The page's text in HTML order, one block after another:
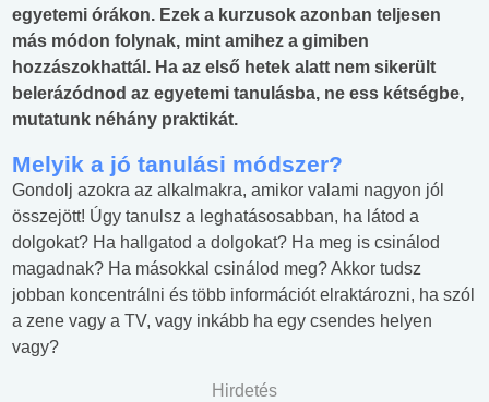
egyetemi órákon. Ezek a kurzusok azonban teljesen
más módon folynak, mint amihez a gimiben
hozzászokhattál. Ha az első hetek alatt nem sikerült
belerázódnod az egyetemi tanulásba, ne ess kétségbe,
mutatunk néhány praktikát.
Melyik a jó tanulási módszer?
Gondolj azokra az alkalmakra, amikor valami nagyon jól
összejött! Úgy tanulsz a leghatásosabban, ha látod a
dolgokat? Ha hallgatod a dolgokat? Ha meg is csinálod
magadnak? Ha másokkal csinálod meg? Akkor tudsz
jobban koncentrálni és több információt elraktározni, ha szól
a zene vagy a TV, vagy inkább ha egy csendes helyen
vagy?
Hirdetés